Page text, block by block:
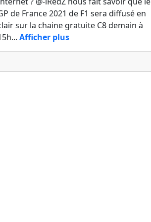
de France 2021 de F1 sera diffusé en
sur la chaine gratuite C8 demain à
Afficher plus